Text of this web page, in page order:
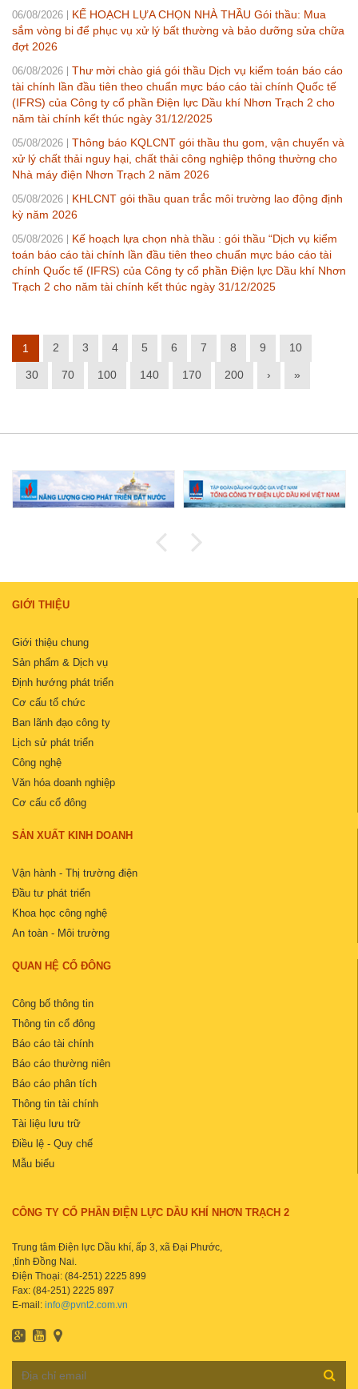
06/08/2026
KẾ HOẠCH LỰA CHỌN NHÀ THẦU Gói thầu: Mua
sắm vòng bi để phục vụ xử lý bất thường và bảo dưỡng sửa chữa
đợt 2026
06/08/2026
Thư mời chào giá gói thầu Dịch vụ kiểm toán báo cáo
tài chính lần đầu tiên theo chuẩn mực báo cáo tài chính Quốc tế
(IFRS) của Công ty cổ phần Điện lực Dầu khí Nhơn Trạch 2 cho
năm tài chính kết thúc ngày 31/12/2025
05/08/2026
Thông báo KQLCNT gói thầu thu gom, vận chuyển và
xử lý chất thải nguy hại, chất thải công nghiệp thông thường cho
Nhà máy điện Nhơn Trạch 2 năm 2026
05/08/2026
KHLCNT gói thầu quan trắc môi trường lao động định
kỳ năm 2026
05/08/2026
Kế hoạch lựa chọn nhà thầu : gói thầu “Dịch vụ kiểm
toán báo cáo tài chính lần đầu tiên theo chuẩn mực báo cáo tài
chính Quốc tế (IFRS) của Công ty cổ phần Điện lực Dầu khí Nhơn
Trạch 2 cho năm tài chính kết thúc ngày 31/12/2025
1 2 3 4 5 6 7 8 9 10
30 70 100 140 170 200 › »
GIỚI THIỆU
Giới thiệu chung
Sản phẩm & Dịch vụ
Định hướng phát triển
Cơ cấu tổ chức
Ban lãnh đạo công ty
Lịch sử phát triển
Công nghệ
Văn hóa doanh nghiệp
Cơ cấu cổ đông
SẢN XUẤT KINH DOANH
Vận hành - Thị trường điện
Đầu tư phát triển
Khoa học công nghệ
An toàn - Môi trường
QUAN HỆ CỔ ĐÔNG
Công bố thông tin
Thông tin cổ đông
Báo cáo tài chính
Báo cáo thường niên
Báo cáo phân tích
Thông tin tài chính
Tài liệu lưu trữ
Điều lệ - Quy chế
Mẫu biểu
CÔNG TY CỔ PHẦN ĐIỆN LỰC DẦU KHÍ NHƠN TRẠCH 2
Trung tâm Điện lực Dầu khí, ấp 3, xã Đại Phước,
,tỉnh Đồng Nai.
Điện Thoại: (84-251) 2225 899
Fax: (84-251) 2225 897
E-mail: info@pvnt2.com.vn